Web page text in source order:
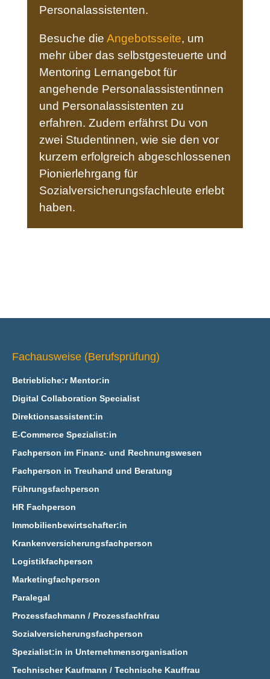
Personalassistenten.
Besuche die Angebotsseite, um
mehr über das selbstgesteuerte und
Mentoring Lernangebot für
angehende Personalassistentinnen
und Personalassistenten zu
erfahren. Zudem erfährst Du von
zwei Studentinnen, wie sie den vor
kurzem erfolgreich abgeschlossenen
Pionierlehrgang für
Sozialversicherungsfachleute erlebt
haben.
Fachausweise (Berufsprüfung)
Betriebliche:r Mentor:in
Digital Collaboration Specialist
Direktionsassistent:in
E‑Commerce Spezialist:in
Fachperson im Finanz- und Rechnungswesen
Fachperson in Treuhand und Beratung
Führungsfachperson
HR Fachperson
Immobilienbewirtschafter:in
Krankenversicherungsfachperson
Logistikfachperson
Marketingfachperson
Paralegal
Prozessfachmann / Prozessfachfrau
Sozialversicherungsfachperson
Spezialist:in in Unternehmensorganisation
Technischer Kaufmann / Technische Kauffrau